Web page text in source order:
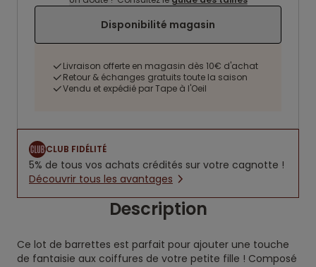
Disponibilité magasin
Livraison offerte en magasin dès 10€ d'achat
Retour & échanges gratuits toute la saison
Vendu et expédié par Tape à l'Oeil
CLUB FIDÉLITÉ
5% de tous vos achats crédités sur votre cagnotte !
Découvrir tous les avantages
Description
Ce lot de barrettes est parfait pour ajouter une touche
de fantaisie aux coiffures de votre petite fille ! Composé